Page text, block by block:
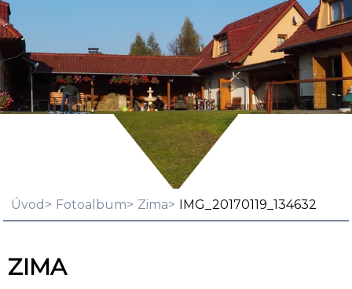
Úvod Fotoalbum Zima IMG_20170119_134632
ZIMA